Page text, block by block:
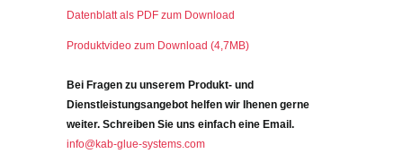
Datenblatt als PDF zum Download
Produktvideo zum Download (4,7MB)
Bei Fragen zu unserem Produkt- und
Dienstleistungsangebot helfen wir Ihenen gerne
weiter. Schreiben Sie uns einfach eine Email.
info@kab-glue-systems.com